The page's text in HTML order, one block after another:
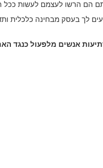
הם הרשו לעצמם לעשות ככל
לך בעסק מבחינה כלכלית
אנשים מלפעול כנגד